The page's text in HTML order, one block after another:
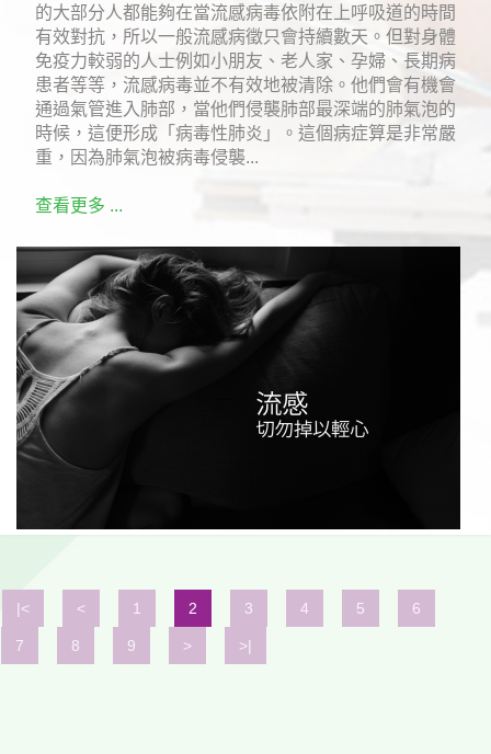
的大部分人都能夠在當流感病毒依附在上呼吸道的時間
有效對抗，所以一般流感病徵只會持續數天。但對身體
免疫力較弱的人士例如小朋友、老人家、孕婦、長期病
患者等等，流感病毒並不有效地被清除。他們會有機會
通過氣管進入肺部，當他們侵襲肺部最深端的肺氣泡的
時候，這便形成「病毒性肺炎」。這個病症算是非常嚴
重，因為肺氣泡被病毒侵襲...
查看更多 ...
|< < 1 2 3 4 5 6
7 8 9 > >|